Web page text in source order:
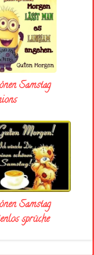
Samstag
Samstag
sprüche